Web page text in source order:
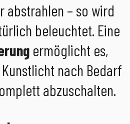
abstrahlen – so wird
beleuchtet. Eine
ermöglicht es,
nach Bedarf
abzuschalten.